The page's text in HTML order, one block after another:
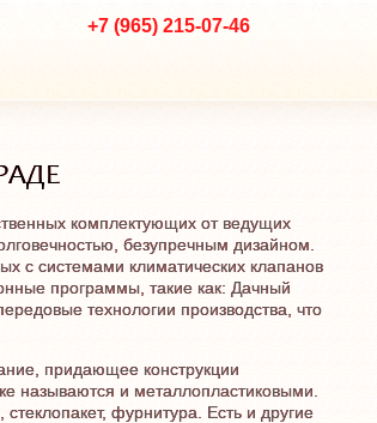
+7 (965) 215-07-46
комплектующих от ведущих
безупречным дизайном.
с системами климатических клапанов
программы, такие как: Дачный
технологии производства, что
придающее конструкции
называются и металлопластиковыми.
фурнитура. Есть и другие